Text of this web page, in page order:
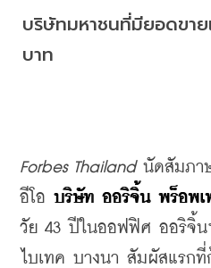
บริษัทมหาชนที่มียอดขาย
บาท
Forbes Thailand นัดสัมภา
อีโอ บริษัท ออริจิ้น พร็อพเ
วัย 43 ปีในออฟฟิศ ออริจิ้น
ไบเทค บางนา สัมผัสแรกที่